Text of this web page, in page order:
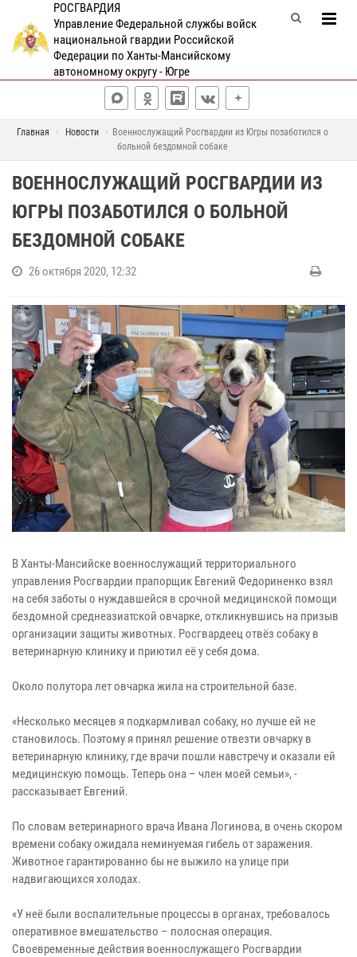
РОСГВАРДИЯ
Управление Федеральной службы войск
национальной гвардии Российской
Федерации по Ханты-Мансийскому
автономному округу - Югре
Главная Новости
Военнослужащий Росгвардии из Югры позаботился о
больной бездомной собаке
ВОЕННОСЛУЖАЩИЙ РОСГВАРДИИ ИЗ
ЮГРЫ ПОЗАБОТИЛСЯ О БОЛЬНОЙ
БЕЗДОМНОЙ СОБАКЕ
26 октября 2020, 12:32
В Ханты-Мансийске военнослужащий территориального
управления Росгвардии прапорщик Евгений Федориненко взял
на себя заботы о нуждавшейся в срочной медицинской помощи
бездомной среднеазиатской овчарке, откликнувшись на призыв
организации защиты животных. Росгвардеец отвёз собаку в
ветеринарную клинику и приютил её у себя дома.
Около полутора лет овчарка жила на строительной базе.
«Несколько месяцев я подкармливал собаку, но лучше ей не
становилось. Поэтому я принял решение отвезти овчарку в
ветеринарную клинику, где врачи пошли навстречу и оказали ей
медицинскую помощь. Теперь она – член моей семьи», -
рассказывает Евгений.
По словам ветеринарного врача Ивана Логинова, в очень скором
времени собаку ожидала неминуемая гибель от заражения.
Животное гарантированно бы не выжило на улице при
надвигающихся холодах.
«У неё были воспалительные процессы в органах, требовалось
оперативное вмешательство – полосная операция.
Своевременные действия военнослужащего Росгвардии